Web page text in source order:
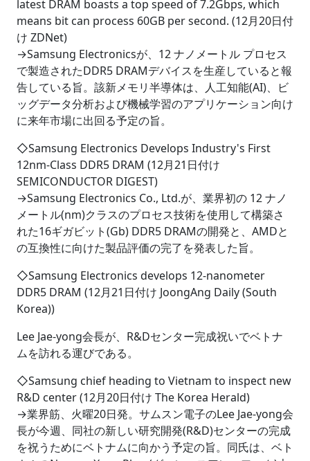
latest DRAM boasts a top speed of 7.2Gbps, which
means bit can process 60GB per second. (12月20日付
け ZDNet)
→Samsung Electronicsが、12 ナノメートル プロセス
で製造されたDDR5 DRAMデバイスを生産していると報
告している旨。該新メモリ半導体は、人工知能(AI)、ビ
ッグデータ分析および機械学習のアプリケーション向け
に来年市場に出回る予定の旨。
◇Samsung Electronics Develops Industry's First
12nm-Class DDR5 DRAM (12月21日付け
SEMICONDUCTOR DIGEST)
→Samsung Electronics Co., Ltd.が、業界初の 12 ナノ
メートル(nm)クラスのプロセス技術を使用して構築さ
れた16ギガビット(Gb) DDR5 DRAMの開発と、AMDと
の互換性に向けた製品評価の完了を発表した旨。
◇Samsung Electronics develops 12-nanometer
DDR5 DRAM (12月21日付け JoongAng Daily (South
Korea))
Lee Jae-yong会長が、R&Dセンター完成祝いでベトナ
ムを訪れる運びである。
◇Samsung chief heading to Vietnam to inspect new
R&D center (12月20日付け The Korea Herald)
→業界筋、火曜20日発。サムスン電子のLee Jae-yong会
長が今週、同社の新しい研究開発(R&D)センターの完成
を祝うためにベトナムに向かう予定の旨。同氏は、ベト